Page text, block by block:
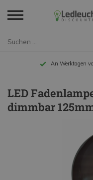
An Werktagen
LED
dimmbar